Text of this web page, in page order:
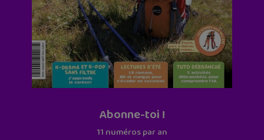
Abonne-toi !
11 numéros par an